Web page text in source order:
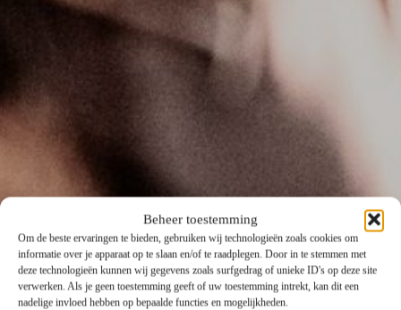
Beheer toestemming
Om de beste ervaringen te bieden, gebruiken wij technologieën zoals cookies om
informatie over je apparaat op te slaan en/of te raadplegen. Door in te stemmen met
deze technologieën kunnen wij gegevens zoals surfgedrag of unieke ID's op deze site
verwerken. Als je geen toestemming geeft of uw toestemming intrekt, kan dit een
nadelige invloed hebben op bepaalde functies en mogelijkheden.